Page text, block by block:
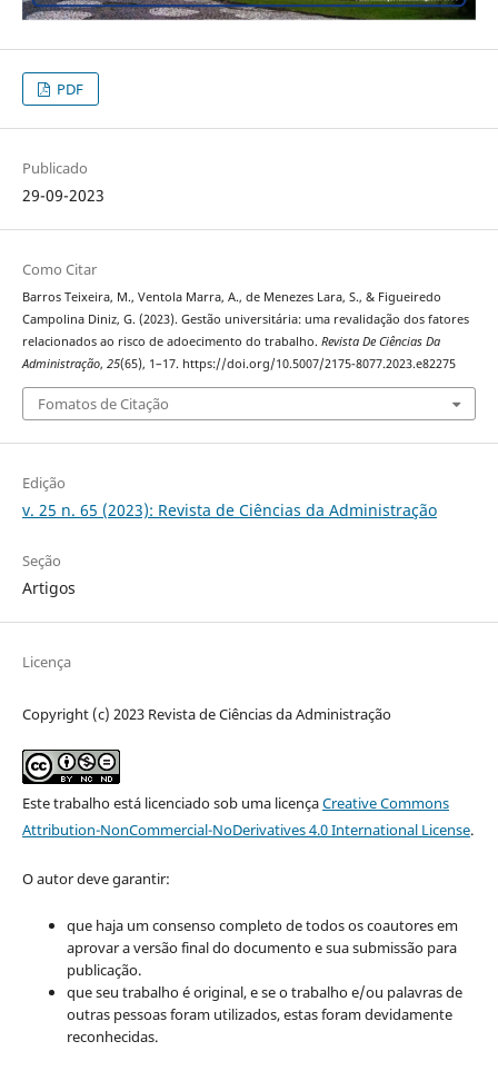
PDF
Publicado
29-09-2023
Como Citar
Barros Teixeira, M., Ventola Marra, A., de Menezes Lara, S., & Figueiredo
Campolina Diniz, G. (2023). Gestão universitária: uma revalidação dos fatores
relacionados ao risco de adoecimento do trabalho. Revista De Ciências Da
Administração, 25(65), 1–17. https://doi.org/10.5007/2175-8077.2023.e82275
Fomatos de Citação
Edição
v. 25 n. 65 (2023): Revista de Ciências da Administração
Seção
Artigos
Licença
Copyright (c) 2023 Revista de Ciências da Administração
Este trabalho está licenciado sob uma licençaCreative Commons
Attribution-NonCommercial-NoDerivatives 4.0 International License.
O autor deve garantir:
que haja um consenso completo de todos os coautores em
aprovar a versão final do documento e sua submissão para
publicação.
que seu trabalho é original, e se o trabalho e/ou palavras de
outras pessoas foram utilizados, estas foram devidamente
reconhecidas.